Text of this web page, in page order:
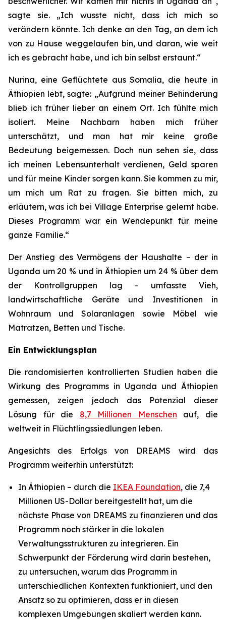
sagte sie. „Ich wusste nicht, dass ich mich so
verändern könnte. Ich denke an den Tag, an dem ich
von zu Hause weggelaufen bin, und daran, wie weit
ich es gebracht habe, und ich bin selbst erstaunt.“
Nurina, eine Geflüchtete aus Somalia, die heute in
Äthiopien lebt, sagte: „Aufgrund meiner Behinderung
blieb ich früher lieber an einem Ort. Ich fühlte mich
isoliert. Meine Nachbarn haben mich früher
unterschätzt, und man hat mir keine große
Bedeutung beigemessen. Doch nun sehen sie, dass
ich meinen Lebensunterhalt verdienen, Geld sparen
und für meine Kinder sorgen kann. Sie kommen zu mir,
um mich um Rat zu fragen. Sie bitten mich, zu
erläutern, was ich bei Village Enterprise gelernt habe.
Dieses Programm war ein Wendepunkt für meine
ganze Familie.“
Der Anstieg des Vermögens der Haushalte – der in
Uganda um 20 % und in Äthiopien um 24 % über dem
der Kontrollgruppen lag – umfasste Vieh,
landwirtschaftliche Geräte und Investitionen in
Wohnraum und Solaranlagen sowie Möbel wie
Matratzen, Betten und Tische.
Ein Entwicklungsplan
Die randomisierten kontrollierten Studien haben die
Wirkung des Programms in Uganda und Äthiopien
gemessen, zeigen jedoch das Potenzial dieser
Lösung für die 8,7 Millionen Menschen auf, die
weltweit in Flüchtlingssiedlungen leben.
Angesichts des Erfolgs von DREAMS wird das
Programm weiterhin unterstützt:
In Äthiopien – durch die IKEA Foundation, die 7,4
Millionen US-Dollar bereitgestellt hat, um die
nächste Phase von DREAMS zu finanzieren und das
Programm noch stärker in die lokalen
Verwaltungsstrukturen zu integrieren. Ein
Schwerpunkt der Förderung wird darin bestehen,
zu untersuchen, warum das Programm in
unterschiedlichen Kontexten funktioniert, und den
Ansatz so zu optimieren, dass er in diesen
komplexen Umgebungen skaliert werden kann.